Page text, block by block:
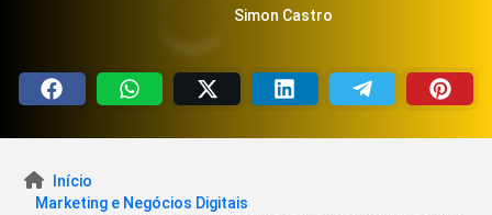
Simon Castro
Início
Marketing e Negócios Digitais